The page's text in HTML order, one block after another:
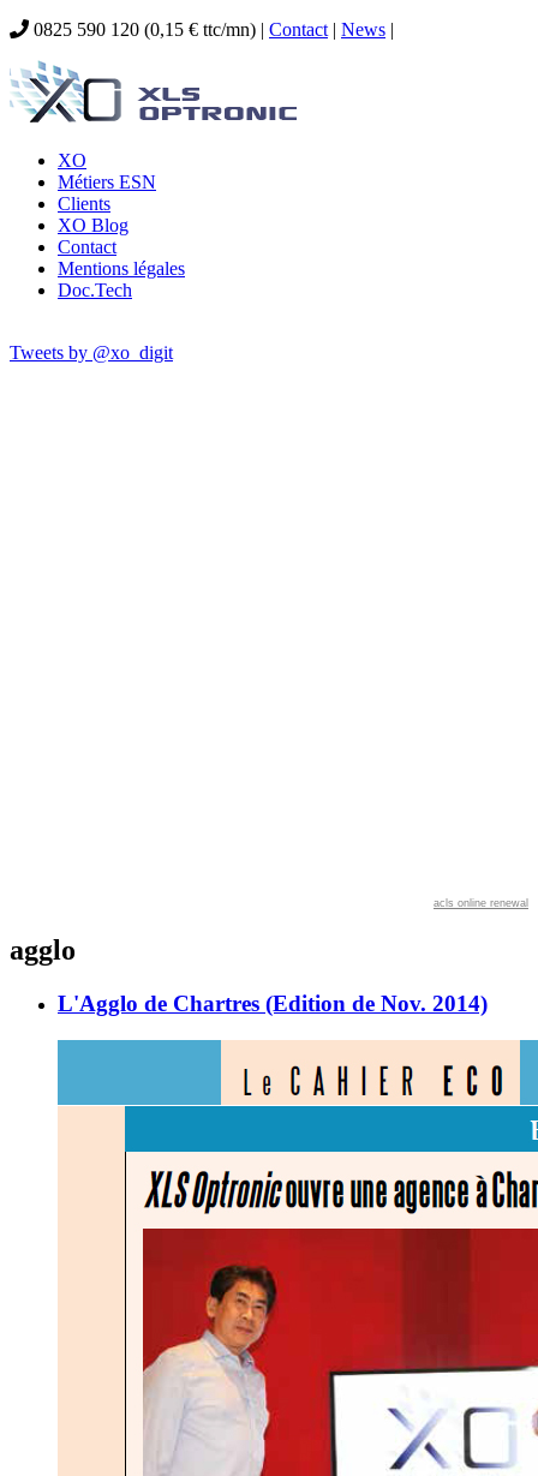
0825 590 120 (0,15 € ttc/mn) | Contact | News |
XO
Métiers ESN
Clients
XO Blog
Contact
Mentions légales
Doc.Tech
Tweets by @xo_digit
acls online renewal
agglo
L'Agglo de Chartres (Edition de Nov. 2014)